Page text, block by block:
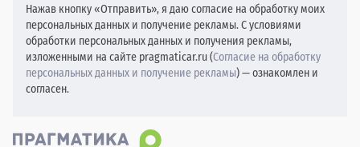
Нажав кнопку «Отправить», я даю согласие на обработку моих
персональных данных и получение рекламы. С условиями
обработки персональных данных и получения рекламы,
изложенными на сайте pragmaticar.ru (Согласие на обработку
персональных данных и получение рекламы) — ознакомлен и
согласен.